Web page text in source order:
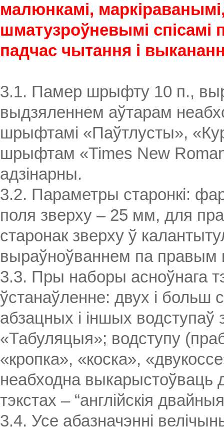
малюнкамі,
шматузроўневымі спісамі
падчас чытання і
3.1. Памер шрыфту 10 п.,
выдзяленнем аўтарам
шрыфтамі «Паўтлусты»,
шрыфтам «Times New
адзінарны.
3.2. Параметры старонкі:
поля зверху – 25 мм, для
старонак зверху ў
выраўноўваннем па правым
3.3. Пры наборы асноўнага
ўстанаўленне: двух і больш
абзацных і іншых водступаў
«Табуляцыя»; водступу
«кропка», «коска»,
неабходна выкарыстоўваць
тэкстах – “англійскія
3.4. Усе абазначэнні